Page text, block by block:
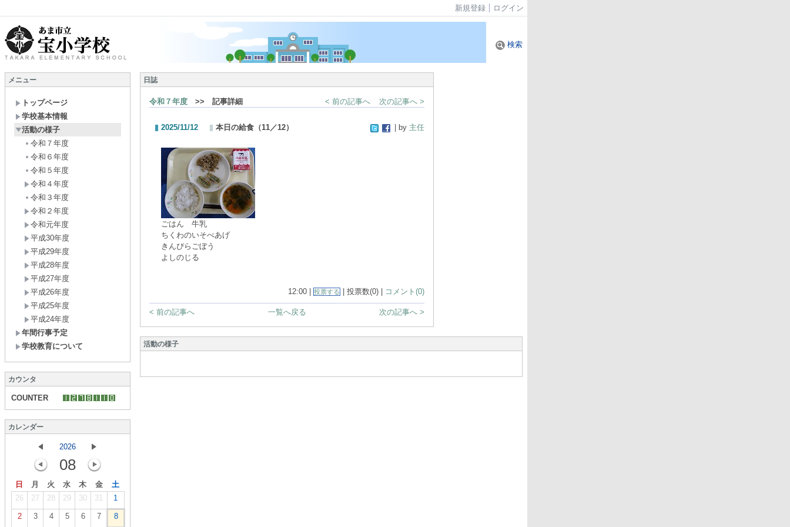
新規登録 ログイン
検索
メニュー
トップページ
学校基本情報
活動の様子
令和７年度
令和６年度
令和５年度
令和４年度
令和３年度
令和２年度
令和元年度
平成30年度
平成29年度
平成28年度
平成27年度
平成26年度
平成25年度
平成24年度
年間行事予定
学校教育について
カウンタ
COUNTER
カレンダー
2026
08
日 月 火 水 木 金
土
26
27 28 29 30 31 1
2 3 4 5 6 7 8
日誌
令和７年度 >> 記事詳細 < 前の記事へ 次の記事へ >
2025/11/12 本日の給食（11／12） | by 主任
ごはん 牛乳
ちくわのいそべあげ
きんぴらごぼう
よしのじる
12:00 | 投票する | 投票数(0) | コメント(0)
< 前の記事へ 次の記事へ >
一覧へ戻る
活動の様子